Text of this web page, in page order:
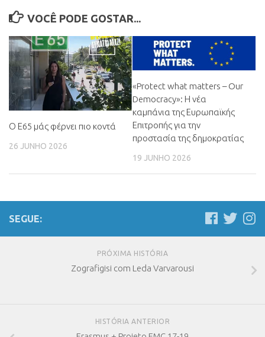
VOCÊ PODE GOSTAR...
Ο Ε65 μάς φέρνει πιο κοντά
26 JUNHO 2026
«Protect what matters – Our
Democracy»: Η νέα
καμπάνια της Ευρωπαϊκής
Επιτροπής για την
προστασία της δημοκρατίας
19 JUNHO 2026
SEGUE:
PRÓXIMA HISTÓRIA
Zografigisi com Leda Varvarousi
HISTÓRIA ANTERIOR